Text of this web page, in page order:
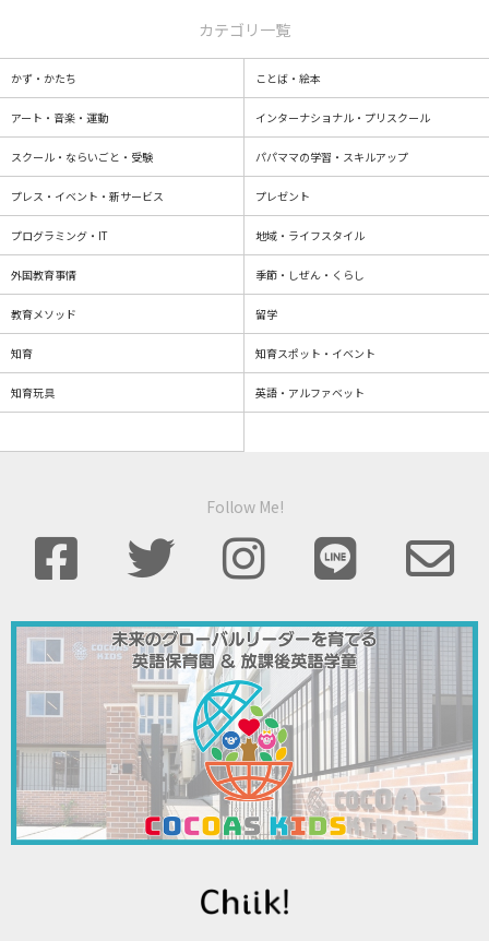
カテゴリ一覧
かず・かたち ことば・絵本
アート・音楽・運動 インターナショナル・プリスクール
スクール・ならいごと・受験 パパママの学習・スキルアップ
プレス・イベント・新サービス プレゼント
プログラミング・IT 地域・ライフスタイル
外国教育事情 季節・しぜん・くらし
教育メソッド 留学
知育 知育スポット・イベント
知育玩具 英語・アルファベット
Follow Me!